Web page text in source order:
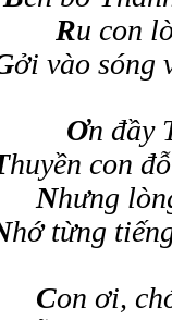
Ru con
ởi vào sóng
Ơn đầy
huyền con
Nhưng
hớ từng
Con ơi,